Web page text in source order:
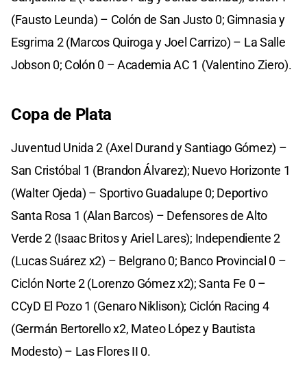
(Fausto Leunda) – Colón de San Justo 0; Gimnasia y
Esgrima 2 (Marcos Quiroga y Joel Carrizo) – La Salle
Jobson 0; Colón 0 – Academia AC 1 (Valentino Ziero).
Copa de Plata
Juventud Unida 2 (Axel Durand y Santiago Gómez) –
San Cristóbal 1 (Brandon Álvarez); Nuevo Horizonte 1
(Walter Ojeda) – Sportivo Guadalupe 0; Deportivo
Santa Rosa 1 (Alan Barcos) – Defensores de Alto
Verde 2 (Isaac Britos y Ariel Lares); Independiente 2
(Lucas Suárez x2) – Belgrano 0; Banco Provincial 0 –
Ciclón Norte 2 (Lorenzo Gómez x2); Santa Fe 0 –
CCyD El Pozo 1 (Genaro Niklison); Ciclón Racing 4
(Germán Bertorello x2, Mateo López y Bautista
Modesto) – Las Flores II 0.